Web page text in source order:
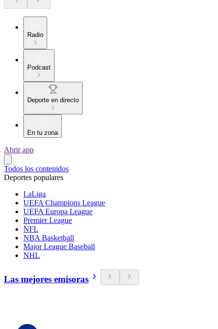
Radio
Podcast
Deporte en directo
En tu zona
Abrir app
Todos los contenidos
Deportes populares
LaLiga
UEFA Champions League
UEFA Europa League
Premier League
NFL
NBA Basketball
Major League Baseball
NHL
Las mejores emisoras